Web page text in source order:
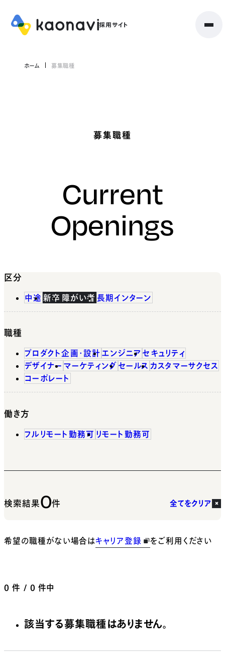
ホーム 募集職種
募集職種
Current
Openings
区分
中途 新卒 障がい者 長期インターン
職種
プロダクト企画・設計 エンジニア セキュリティ
デザイナー マーケティング セールス カスタマーサクセス
コーポレート
働き方
フルリモート勤務可 リモート勤務可
検索結果0件 全てをクリア
希望の職種がない場合はキャリア登録 をご利用ください
0 件 / 0 件中
該当する募集職種はありません。